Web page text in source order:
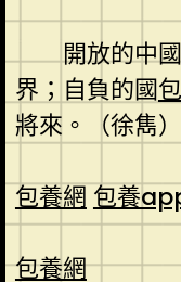
開放的中
界；自負的國
將來。
（徐雋）
包養網 包養
包養網